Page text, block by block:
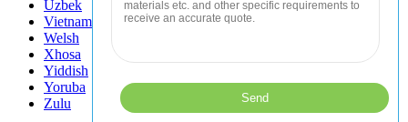
Uzbek
Vietnamese
Welsh
Xhosa
Yiddish
Yoruba
Zulu